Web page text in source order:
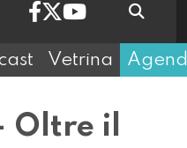
Vetrina
Oltre il